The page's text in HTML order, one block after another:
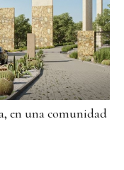
en una comunidad